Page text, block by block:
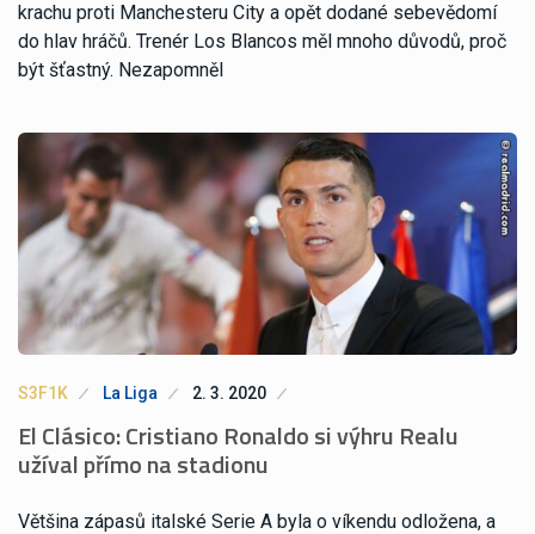
krachu proti Manchesteru City a opět dodané sebevědomí
do hlav hráčů. Trenér Los Blancos měl mnoho důvodů, proč
být šťastný. Nezapomněl
S3F1K La Liga 2. 3. 2020
El Clásico: Cristiano Ronaldo si výhru Realu
užíval přímo na stadionu
Většina zápasů italské Serie A byla o víkendu odložena, a